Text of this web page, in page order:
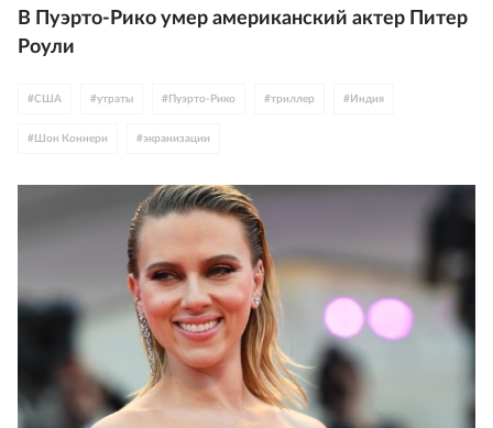
В Пуэрто-Рико умер американский актер Питер
Роули
#США #утраты # Пуэрто-Рико #триллер # Индия
# Шон Коннери #экранизации